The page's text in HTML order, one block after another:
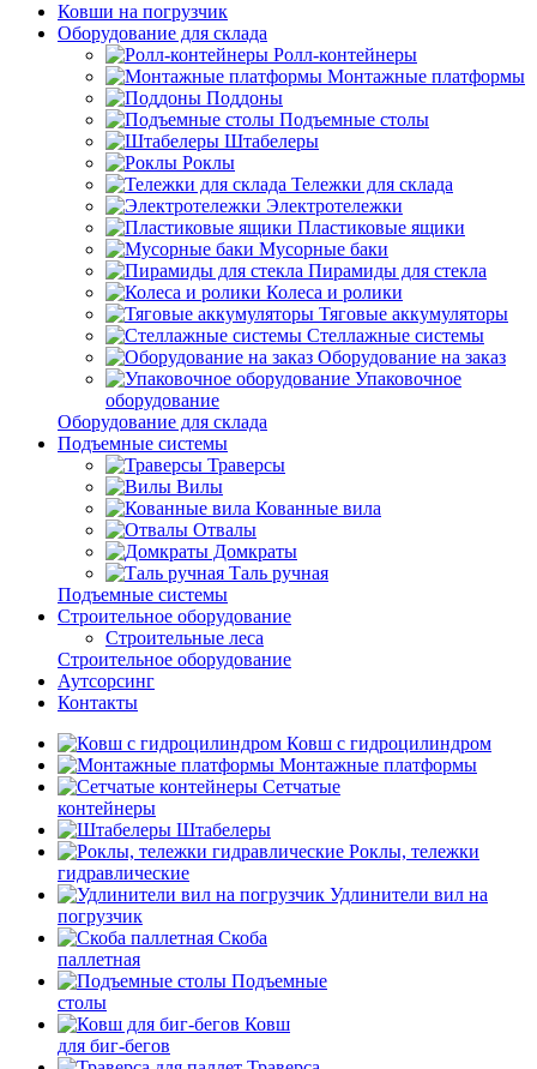
Ковши на погрузчик
Оборудование для склада
Ролл-контейнеры
Монтажные платформы
Поддоны
Подъемные столы
Штабелеры
Роклы
Тележки для склада
Электротележки
Пластиковые ящики
Мусорные баки
Пирамиды для стекла
Колеса и ролики
Тяговые аккумуляторы
Стеллажные системы
Оборудование на заказ
Упаковочное
оборудование
Оборудование для склада
Подъемные системы
Траверсы
Вилы
Кованные вила
Отвалы
Домкраты
Таль ручная
Подъемные системы
Строительное оборудование
Строительные леса
Строительное оборудование
Аутсорсинг
Контакты
Ковш с гидроцилиндром
Монтажные платформы
Сетчатые
контейнеры
Штабелеры
Роклы, тележки
гидравлические
Удлинители вил на
погрузчик
Скоба
паллетная
Подъемные
столы
Ковш
для биг-бегов